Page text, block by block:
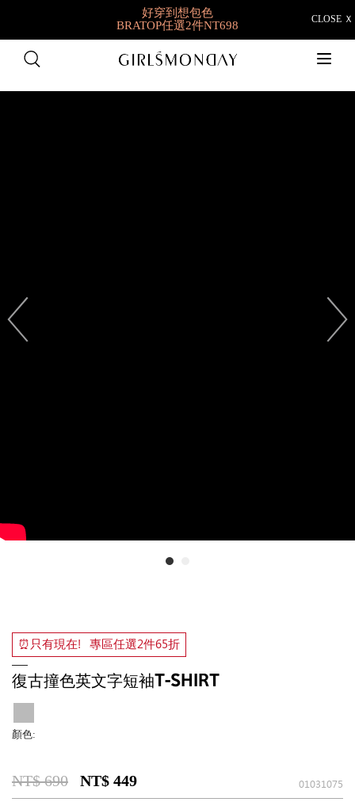
CLOSE Ｘ
好穿到想包色
BRATOP任選2件NT698
快閃限定👉羽彈棉
1件9折/2件88折/3件85折
✨獨家新品就在這✨
⏰只有現在！專區任選2件65折
復古撞色英文字短袖T-SHIRT
顏色:
NT$ 690 NT$ 449 01031075